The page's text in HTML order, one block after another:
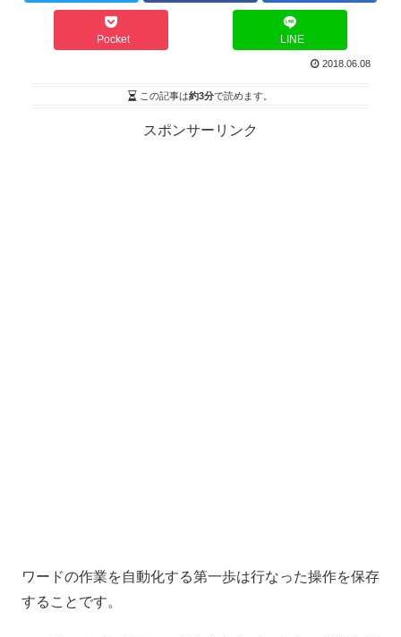
Pocket LINE
2018.06.08
この記事は約3分で読めます。
スポンサーリンク
ワードの作業を自動化する第一歩は行なった操作を保存
することです。